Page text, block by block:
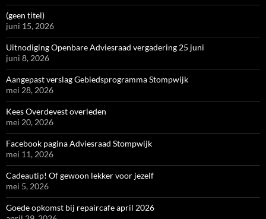
(geen titel)
juni 15, 2026
Uitnodiging Openbare Adviesraad vergadering 25 juni
juni 8, 2026
Aangepast verslag Gebiedsprogramma Stompwijk
mei 28, 2026
Kees Overdevest overleden
mei 20, 2026
Facebook pagina Adviesraad Stompwijk
mei 11, 2026
Cadeautip! Of gewoon lekker voor jezelf
mei 5, 2026
Goede opkomst bij repaircafe april 2026